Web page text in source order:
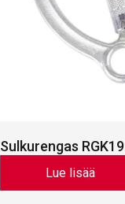
Sulkurengas RGK19
Lue lisää